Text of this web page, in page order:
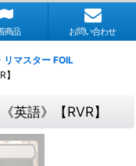
商品 お問い合わせ
リマスター FOIL
英語》【RVR】